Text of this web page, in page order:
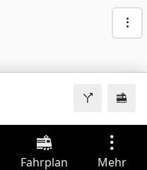
Fahrplan Mehr